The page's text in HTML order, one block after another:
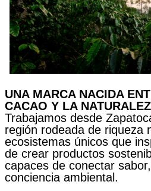
UNA MARCA NACIDA
CACAO Y LA
Trabajamos desde
región rodeada de riqueza
ecosistemas únicos que
de crear productos
capaces de conectar
conciencia ambiental.